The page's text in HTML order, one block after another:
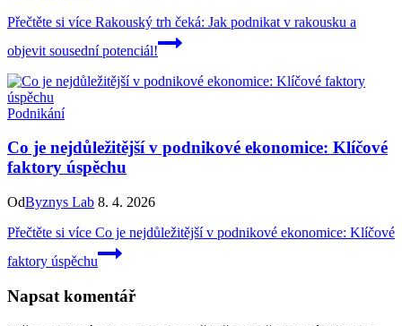
Přečtěte si více Rakouský trh čeká: Jak podnikat v rakousku a
objevit sousední potenciál!
Podnikání
Co je nejdůležitější v podnikové ekonomice: Klíčové
faktory úspěchu
OdByznys Lab 8. 4. 2026
Přečtěte si více Co je nejdůležitější v podnikové ekonomice: Klíčové
faktory úspěchu
Napsat komentář